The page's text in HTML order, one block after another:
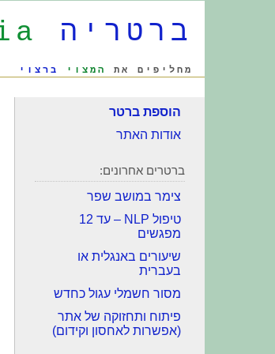
ברטריה
מחליפים את המצוי ברצוי
הוספת ברטר
אודות האתר
ברטרים אחרונים:
צימר במושב שפר
טיפול NLP – עד 12
מפגשים
שיעורים באנגלית או
בעברית
מסור חשמלי עגול כחדש
פיתוח ותחזוקה של אתר
(אפשרות לאחסון וקידום)